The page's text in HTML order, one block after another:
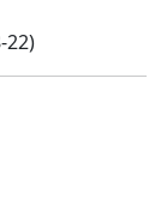
22)